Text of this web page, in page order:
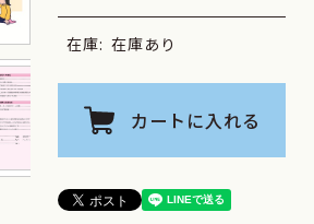
在庫: 在庫あり
カートに入れる